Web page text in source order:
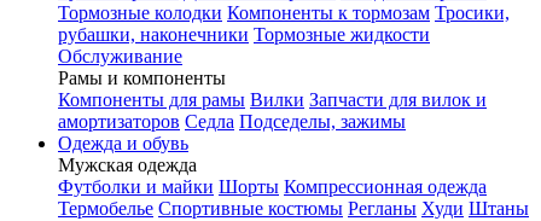
Тормозные колодки Компоненты к тормозам Тросики,
рубашки, наконечники Тормозные жидкости
Обслуживание
Рамы и компоненты
Компоненты для рамы Вилки Запчасти для вилок и
амортизаторов Седла Подседелы, зажимы
Одежда и обувь
Мужская одежда
Футболки и майки Шорты Компрессионная одежда
Термобелье Спортивные костюмы Регланы Худи Штаны